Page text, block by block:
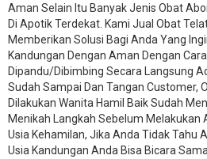
Aman Selain Itu Banyak Jenis Obat
Di Apotik Terdekat. Kami Jual Obat
Memberikan Solusi Bagi Anda Yang
Kandungan Dengan Aman Dengan
Dipandu/Dibimbing Secara Langsung
Sudah Sampai Dan Tangan Customer,
Dilakukan Wanita Hamil Baik Sudah
Menikah Langkah Sebelum Melakukan
Usia Kehamilan, Jika Anda Tidak Tahu
Usia Kandungan Anda Bisa Bicara